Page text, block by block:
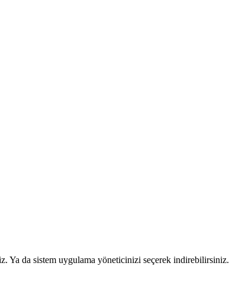
Ya da sistem uygulama yöneticinizi seçerek indirebilirsiniz.